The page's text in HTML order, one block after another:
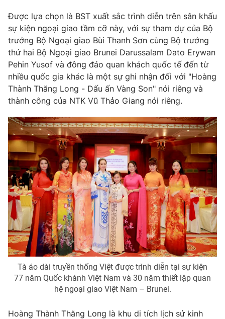
Chất lượng cuộc sống
Tuyển sinh
Học trực tuyến
Công nghệ
Hitech Công nghệ tương lai
Sản phẩm
Thị trường
Tư vấn
Giao lưu trực tuyến
Lịch phát sóng
Chuyên mục khác
Emagazine Podcast
Photo Infographic
Video Shorts video
VTV Money VTV Thể thao
VTV Sức khoẻ Bất động sản
Thị trường 24h Tấm lòng Việt
VTV4 Vươn mình bằng AI
Được lựa chọn là BST xuất sắc trình diễn trên sân khấu
sự kiện ngoại giao tầm cỡ này, với sự tham dự của Bộ
trưởng Bộ Ngoại giao Bùi Thanh Sơn cùng Bộ trưởng
thứ hai Bộ Ngoại giao Brunei Darussalam Dato Erywan
Pehin Yusof và đông đảo quan khách quốc tế đến từ
nhiều quốc gia khác là một sự ghi nhận đối với "Hoàng
Thành Thăng Long - Dấu ấn Vàng Son" nói riêng và
thành công của NTK Vũ Thảo Giang nói riêng.
Tà áo dài truyền thống Việt được trình diễn tại sự kiện
77 năm Quốc khánh Việt Nam và 30 năm thiết lập quan
hệ ngoại giao Việt Nam – Brunei.
Hoàng Thành Thăng Long là khu di tích lịch sử kinh